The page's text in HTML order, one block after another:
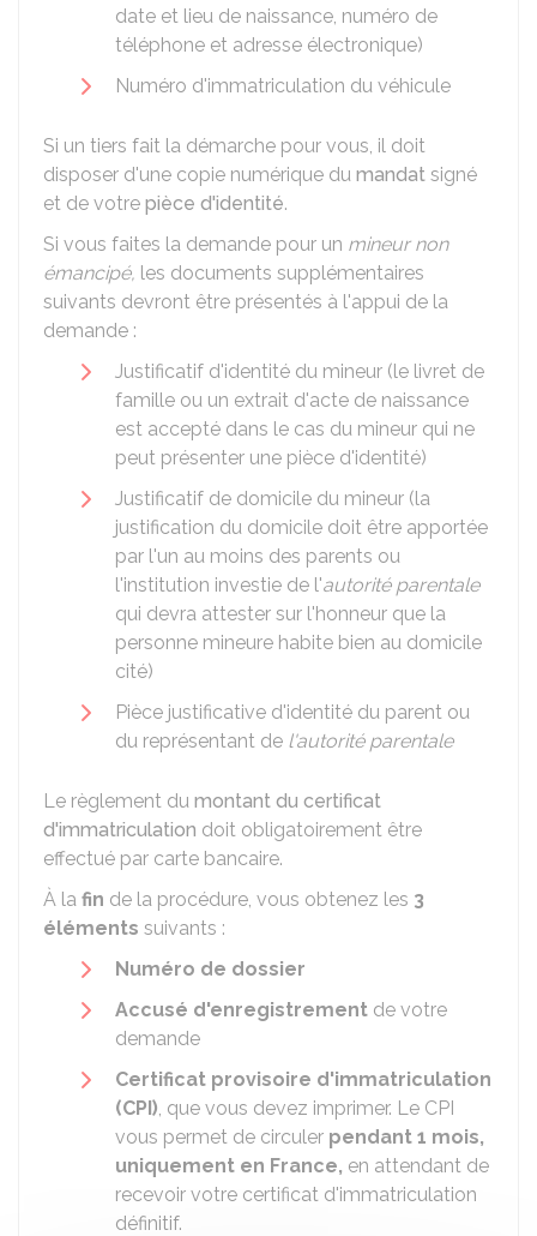
date et lieu de naissance, numéro de
téléphone et adresse électronique)
Numéro d'immatriculation du véhicule
Si un tiers fait la démarche pour vous, il doit
disposer d'une copie numérique du mandat signé
et de votre pièce d'identité.
Si vous faites la demande pour un mineur non
émancipé, les documents supplémentaires
suivants devront être présentés à l'appui de la
demande :
Justificatif d'identité du mineur (le livret de
famille ou un extrait d'acte de naissance
est accepté dans le cas du mineur qui ne
peut présenter une pièce d'identité)
Justificatif de domicile du mineur (la
justification du domicile doit être apportée
par l'un au moins des parents ou
l'institution investie de l'autorité parentale
qui devra attester sur l'honneur que la
personne mineure habite bien au domicile
cité)
Pièce justificative d'identité du parent ou
du représentant de l'autorité parentale
Le règlement du montant du certificat
d'immatriculation doit obligatoirement être
effectué par carte bancaire.
À la fin de la procédure, vous obtenez les 3
éléments suivants :
Numéro de dossier
Accusé d'enregistrement de votre
demande
Certificat provisoire d'immatriculation
(CPI), que vous devez imprimer. Le CPI
vous permet de circuler pendant 1 mois,
uniquement en France, en attendant de
recevoir votre certificat d'immatriculation
définitif.